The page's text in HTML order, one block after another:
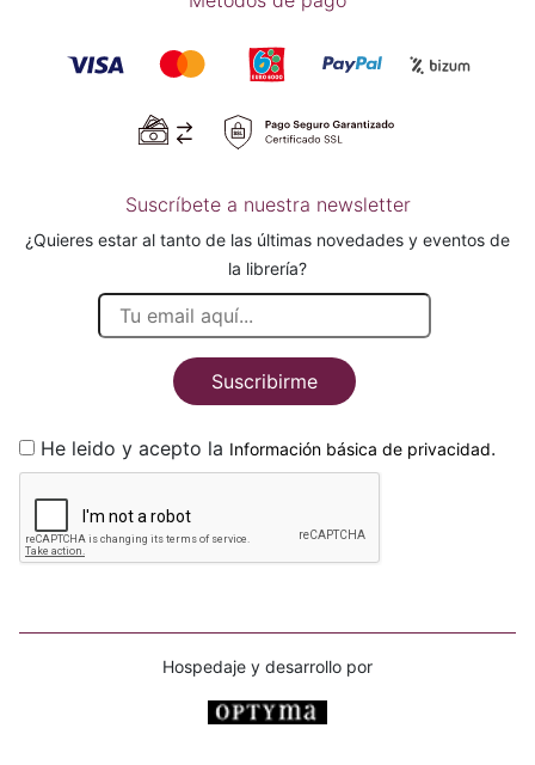
Suscríbete a nuestra newsletter
¿Quieres estar al tanto de las últimas novedades y eventos de
la librería?
Suscribirme
He leido y acepto la Información básica de privacidad.
Hospedaje y desarrollo por